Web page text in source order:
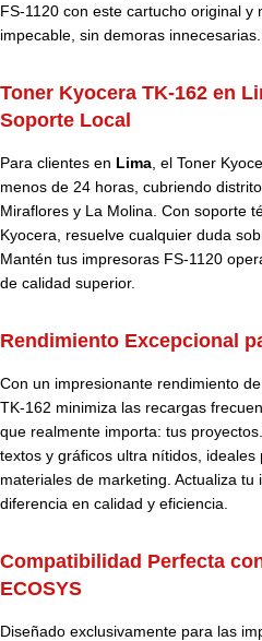
FS-1120 con este cartucho original y
impecable, sin demoras innecesarias.
Toner Kyocera TK-162 en
Soporte Local
Para clientes en Lima , el Toner
menos de 24 horas, cubriendo
Miraflores y La Molina. Con soporte
Kyocera, resuelve cualquier duda
Mantén tus impresoras FS-1120
de calidad superior.
Rendimiento Excepcional
Con un impresionante rendimiento
TK-162 minimiza las recargas
que realmente importa: tus
textos y gráficos ultra nítidos,
materiales de marketing. Actualiza
diferencia en calidad y eficiencia.
Compatibilidad Perfecta
ECOSYS
Diseñado exclusivamente para las